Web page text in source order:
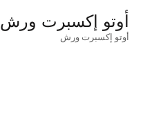
أوتو إكسبرت ورش
أوتو إكسبرت ورش